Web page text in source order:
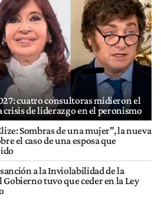
cuatro consultoras midieron el
crisis de liderazgo en el peronismo
Sombras de una mujer", la nueva
el caso de una esposa que
a la Inviolabilidad de la
Gobierno tuvo que ceder en la Ley